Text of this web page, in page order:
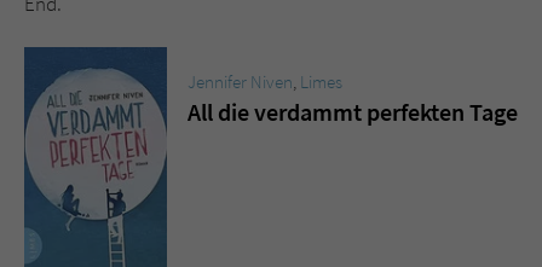
Jennifer Niven, Limes
All die verdammt perfekten Tage